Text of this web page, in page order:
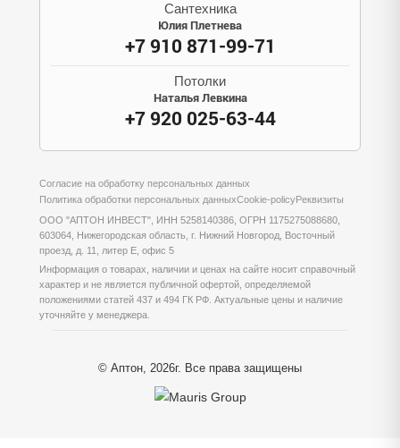
Сантехника
Юлия Плетнева
+7 910 871-99-71
Потолки
Наталья Левкина
+7 920 025-63-44
Согласие на обработку персональных данных
Политика обработки персональных данныхCookie-policyРеквизиты
ООО "АПТОН ИНВЕСТ", ИНН 5258140386, ОГРН 1175275088680,
603064, Нижегородская область, г. Нижний Новгород, Восточный
проезд, д. 11, литер Е, офис 5
Информация о товарах, наличии и ценах на сайте носит справочный
характер и не является публичной офертой, определяемой
положениями статей 437 и 494 ГК РФ. Актуальные цены и наличие
уточняйте у менеджера.
© Аптон, 2026г. Все права защищены